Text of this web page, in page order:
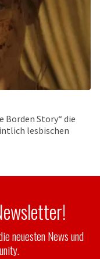
Story“ die
lesbischen
neuesten News und